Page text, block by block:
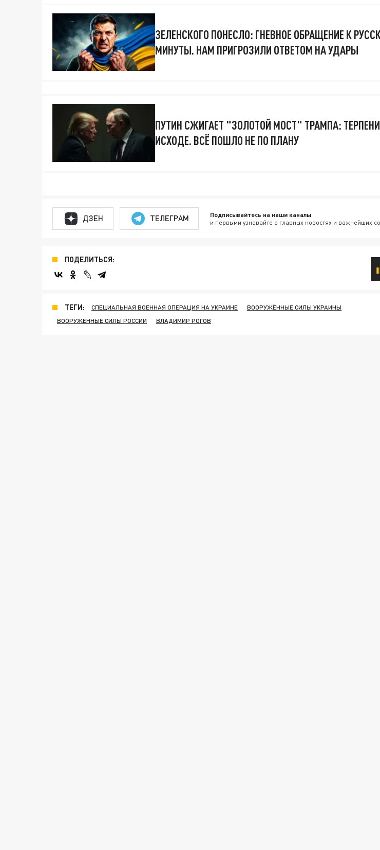
ЗЕЛЕНСКОГО ПОНЕСЛО: ГНЕВНОЕ ОБРАЩЕНИЕ К
МИНУТЫ. НАМ ПРИГРОЗИЛИ ОТВЕТОМ НА УДАРЫ
ПУТИН СЖИГАЕТ "ЗОЛОТОЙ МОСТ" ТРАМПА:
ИСХОДЕ. ВСЁ ПОШЛО НЕ ПО ПЛАНУ
ДЗЕН ТЕЛЕГРАМ Подписывайтесь на наши каналы
и первыми узнавайте о главных новостях и важнейших
ПОДЕЛИТЬСЯ:
ТЕГИ: СПЕЦИАЛЬНАЯ ВОЕННАЯ ОПЕРАЦИЯ НА УКРАИНЕ
ВООРУЖЁННЫЕ СИЛЫ УКРАИНЫ
ВООРУЖЁННЫЕ СИЛЫ РОССИИ
ВЛАДИМИР РОГОВ